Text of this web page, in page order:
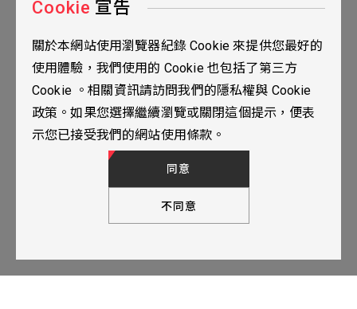
台北市115南港區三重路19之2號九樓
02-2655-0077
02-2655-0666
TOP
人才招募 隱私權政策
© 2024 YUBANTEC. All Rights Reserved. Designed by
Cookie 宣告
關於本網站使用瀏覽器紀錄 Cookie 來提供您最好的
使用體驗，我們使用的 Cookie 也包括了第三方
Cookie 。相關資訊請訪問我們的隱私權與 Cookie
政策。如果您選擇繼續瀏覽或關閉這個提示，便表
示您已接受我們的網站使用條款。
不同意
同意